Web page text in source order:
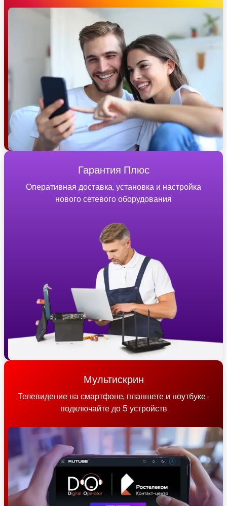
Гарантия Плюс
Оперативная доставка, установка и настройка
нового сетевого оборудования
Мультискрин
Телевидение на смартфоне, планшете и ноутбуке -
подключайте до 5 устройств